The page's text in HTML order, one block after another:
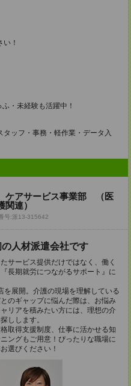
！
・未経験も活躍中！
ッフ・事務・軽作業・データ入
ケアサービス事業部 （医
関連）
号:派13-315642
人材派遣会社です
サービス提供だけではなく、働く
長期就労につながるサポート』に
展開。介護の現場を理解している
のギャップに悩んだ際は、お悩み
リアを積みたい方には、理想の介
しします。
取得支援制度、仕事に活かせる知
ングもご用意！ぴったりな職場に
選びください！